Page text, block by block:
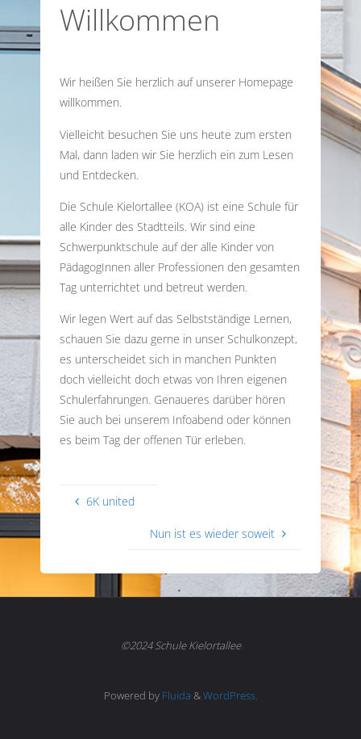
Willkommen
Wir heißen Sie herzlich auf unserer Homepage
willkommen.
Vielleicht besuchen Sie uns heute zum ersten
Mal, dann laden wir Sie herzlich ein zum Lesen
und Entdecken.
Die Schule Kielortallee (KOA) ist eine Schule für
alle Kinder des Stadtteils. Wir sind eine
Schwerpunktschule auf der alle Kinder von
PädagogInnen aller Professionen den gesamten
Tag unterrichtet und betreut werden.
Wir legen Wert auf das Selbstständige Lernen,
schauen Sie dazu gerne in unser Schulkonzept,
es unterscheidet sich in manchen Punkten
doch vielleicht doch etwas von Ihren eigenen
Schulerfahrungen. Genaueres darüber hören
Sie auch bei unserem Infoabend oder können
es beim Tag der offenen Tür erleben.
6K united
Nun ist es wieder soweit
©2024 Schule Kielortallee
Powered byFluida &WordPress.